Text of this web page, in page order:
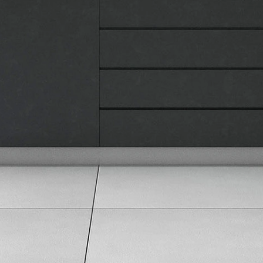
Korisnički servis
Reklamacije i servis
Pratite nas na društvenim mrežama